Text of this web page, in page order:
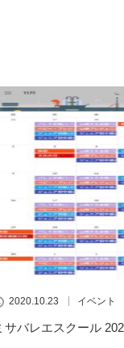
2020.10.23 イベント
サバレエスクール